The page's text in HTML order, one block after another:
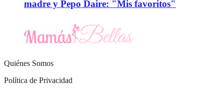
madre y Pepo Daire: "Mis favoritos"
Quiénes Somos
Política de Privacidad